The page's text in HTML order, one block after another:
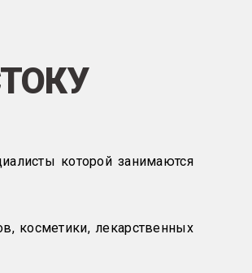
которой занимаются
косметики, лекарственных